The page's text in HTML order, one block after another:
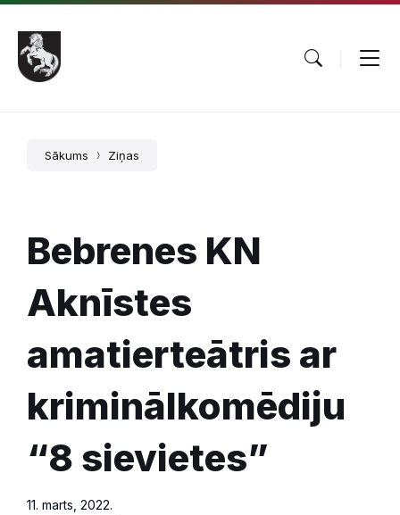
Pāriet
saturu
Skip
main
navigation
Skip
footer
Sākums Ziņas
Bebrenes KN
Aknīstes
amatierteātris ar
kriminālkomēdiju
“8 sievietes”
11. marts, 2022.